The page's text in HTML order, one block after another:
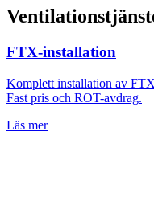
FTX-installation
Komplett installation av
Fast pris och ROT-avdrag.
Läs mer